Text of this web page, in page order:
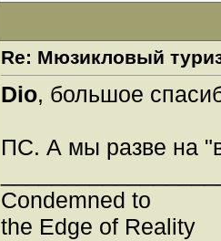
Re: Мюзикловый
Dio, большое
ПС. А мы разве на
Condemned to
the Edge of Reality